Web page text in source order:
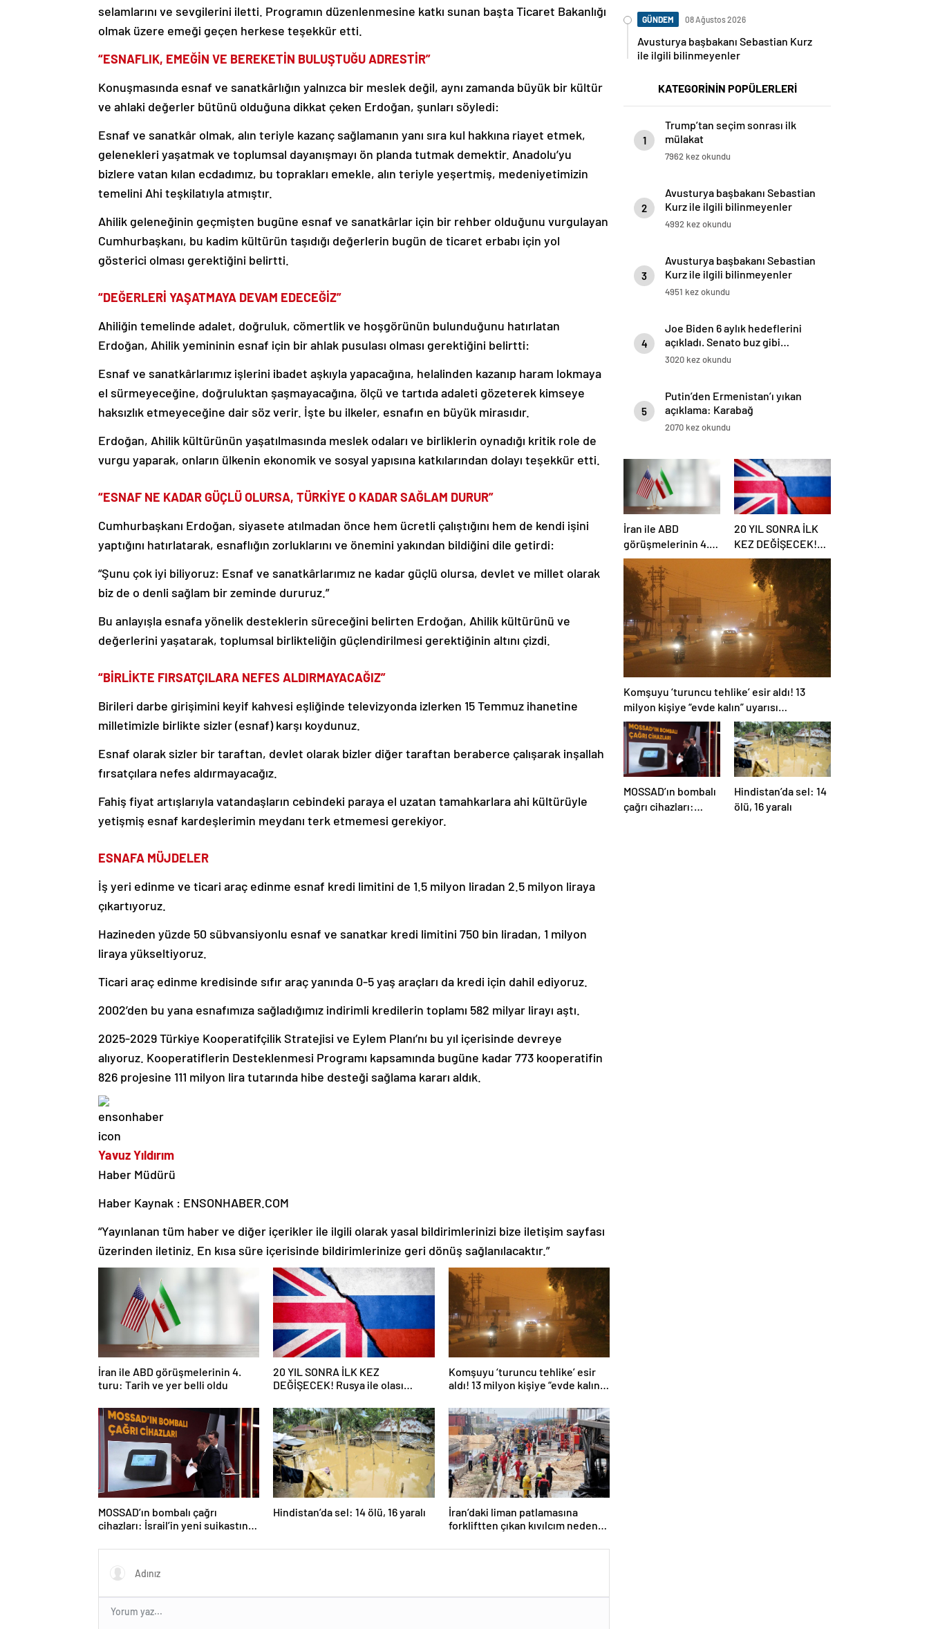
selamlarını ve sevgilerini iletti. Programın düzenlenmesine katkı sunan başta Ticaret Bakanlığı
olmak üzere emeği geçen herkese teşekkür etti.
“ESNAFLIK, EMEĞİN VE BEREKETİN BULUŞTUĞU ADRESTİR”
Konuşmasında esnaf ve sanatkârlığın yalnızca bir meslek değil, aynı zamanda büyük bir kültür
ve ahlaki değerler bütünü olduğuna dikkat çeken Erdoğan, şunları söyledi:
Esnaf ve sanatkâr olmak, alın teriyle kazanç sağlamanın yanı sıra kul hakkına riayet etmek,
gelenekleri yaşatmak ve toplumsal dayanışmayı ön planda tutmak demektir. Anadolu’yu
bizlere vatan kılan ecdadımız, bu toprakları emekle, alın teriyle yeşertmiş, medeniyetimizin
temelini Ahi teşkilatıyla atmıştır.
Ahilik geleneğinin geçmişten bugüne esnaf ve sanatkârlar için bir rehber olduğunu vurgulayan
Cumhurbaşkanı, bu kadim kültürün taşıdığı değerlerin bugün de ticaret erbabı için yol
gösterici olması gerektiğini belirtti.
“DEĞERLERİ YAŞATMAYA DEVAM EDECEĞİZ”
Ahiliğin temelinde adalet, doğruluk, cömertlik ve hoşgörünün bulunduğunu hatırlatan
Erdoğan, Ahilik yemininin esnaf için bir ahlak pusulası olması gerektiğini belirtti:
Esnaf ve sanatkârlarımız işlerini ibadet aşkıyla yapacağına, helalinden kazanıp haram lokmaya
el sürmeyeceğine, doğruluktan şaşmayacağına, ölçü ve tartıda adaleti gözeterek kimseye
haksızlık etmeyeceğine dair söz verir. İşte bu ilkeler, esnafın en büyük mirasıdır.
Erdoğan, Ahilik kültürünün yaşatılmasında meslek odaları ve birliklerin oynadığı kritik role de
vurgu yaparak, onların ülkenin ekonomik ve sosyal yapısına katkılarından dolayı teşekkür etti.
“ESNAF NE KADAR GÜÇLÜ OLURSA, TÜRKİYE O KADAR SAĞLAM DURUR”
Cumhurbaşkanı Erdoğan, siyasete atılmadan önce hem ücretli çalıştığını hem de kendi işini
yaptığını hatırlatarak, esnaflığın zorluklarını ve önemini yakından bildiğini dile getirdi:
“Şunu çok iyi biliyoruz: Esnaf ve sanatkârlarımız ne kadar güçlü olursa, devlet ve millet olarak
biz de o denli sağlam bir zeminde dururuz.”
Bu anlayışla esnafa yönelik desteklerin süreceğini belirten Erdoğan, Ahilik kültürünü ve
değerlerini yaşatarak, toplumsal birlikteliğin güçlendirilmesi gerektiğinin altını çizdi.
“BİRLİKTE FIRSATÇILARA NEFES ALDIRMAYACAĞIZ”
Birileri darbe girişimini keyif kahvesi eşliğinde televizyonda izlerken 15 Temmuz ihanetine
milletimizle birlikte sizler (esnaf) karşı koydunuz.
Esnaf olarak sizler bir taraftan, devlet olarak bizler diğer taraftan beraberce çalışarak inşallah
fırsatçılara nefes aldırmayacağız.
Fahiş fiyat artışlarıyla vatandaşların cebindeki paraya el uzatan tamahkarlara ahi kültürüyle
yetişmiş esnaf kardeşlerimin meydanı terk etmemesi gerekiyor.
ESNAFA MÜJDELER
İş yeri edinme ve ticari araç edinme esnaf kredi limitini de 1.5 milyon liradan 2.5 milyon liraya
çıkartıyoruz.
Hazineden yüzde 50 sübvansiyonlu esnaf ve sanatkar kredi limitini 750 bin liradan, 1 milyon
liraya yükseltiyoruz.
Ticari araç edinme kredisinde sıfır araç yanında 0-5 yaş araçları da kredi için dahil ediyoruz.
2002’den bu yana esnafımıza sağladığımız indirimli kredilerin toplamı 582 milyar lirayı aştı.
2025-2029 Türkiye Kooperatifçilik Stratejisi ve Eylem Planı’nı bu yıl içerisinde devreye
alıyoruz. Kooperatiflerin Desteklenmesi Programı kapsamında bugüne kadar 773 kooperatifin
826 projesine 111 milyon lira tutarında hibe desteği sağlama kararı aldık.
Yavuz Yıldırım
Haber Müdürü
Haber Kaynak : ENSONHABER.COM
“Yayınlanan tüm haber ve diğer içerikler ile ilgili olarak yasal bildirimlerinizi bize iletişim sayfası
üzerinden iletiniz. En kısa süre içerisinde bildirimlerinize geri dönüş sağlanılacaktır.”
İran ile ABD görüşmelerinin 4.
turu: Tarih ve yer belli oldu
20 YIL SONRA İLK KEZ
DEĞİŞECEK! Rusya ile olası
güncelleniyor!
Komşuyu ‘turuncu tehlike’ esir
aldı! 13 milyon kişiye “evde kalın”
MOSSAD’ın bombalı çağrı
cihazları: İsrail’in yeni suikastını
Hindistan’da sel: 14 ölü, 16 yaralı
İran’daki liman patlamasına
forkliftten çıkan kıvılcım neden
GÜNDEM 08 Ağustos 2026
Avusturya başbakanı Sebastian Kurz
ile ilgili bilinmeyenler
KATEGORİNİN POPÜLERLERİ
1
Trump’tan seçim sonrası ilk
mülakat
7962 kez okundu
2
Avusturya başbakanı Sebastian
Kurz ile ilgili bilinmeyenler
4992 kez okundu
3
Avusturya başbakanı Sebastian
Kurz ile ilgili bilinmeyenler
4951 kez okundu
4
Joe Biden 6 aylık hedeflerini
açıkladı. Senato buz gibi…
3020 kez okundu
5
Putin’den Ermenistan’ı yıkan
açıklama: Karabağ
Azerbaycan’ın ayrılmaz bir
2070 kez okundu
İran ile ABD
görüşmelerinin 4.
turu: Tarih ve yer
belli oldu
20 YIL SONRA İLK
KEZ DEĞİŞECEK!
Rusya ile olası
savaş…
İngiltere’nin gizli
planı güncelleniyor!
Komşuyu ‘turuncu tehlike’ esir aldı! 13
milyon kişiye “evde kalın” uyarısı…
MOSSAD’ın bombalı
çağrı cihazları:
Hindistan’da sel: 14
ölü, 16 yaralı